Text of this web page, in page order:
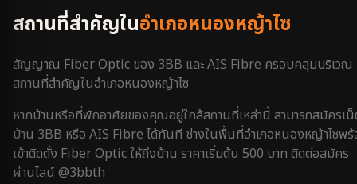
สถานที่สำคัญในอำเภอหนองหญ้าไซ
สัญญาณ Fiber Optic ของ 3BB และ AIS Fibre ครอบคลุมบริเวณ
สถานที่สำคัญในอำเภอหนองหญ้าไซ
หากบ้านหรือที่พักอาศัยของคุณอยู่ใกล้สถานที่เหล่านี้ สามารถสมัครเ
บ้าน 3BB หรือ AIS Fibre ได้ทันที ช่างในพื้นที่อำเภอหนองหญ้าไซพ
เข้าติดตั้ง Fiber Optic ให้ถึงบ้าน ราคาเริ่มต้น 500 บาท ติดต่อสมัคร
ผ่านไลน์ @3bbth